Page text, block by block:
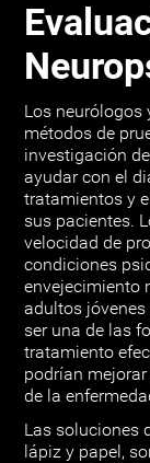
Los
métodos de
investigación
ayudar con el
tratamientos y
sus pacientes.
velocidad de
condiciones
envejecimiento
adultos
ser una de las
tratamiento
podrían
de la
Las soluciones
lápiz y papel,